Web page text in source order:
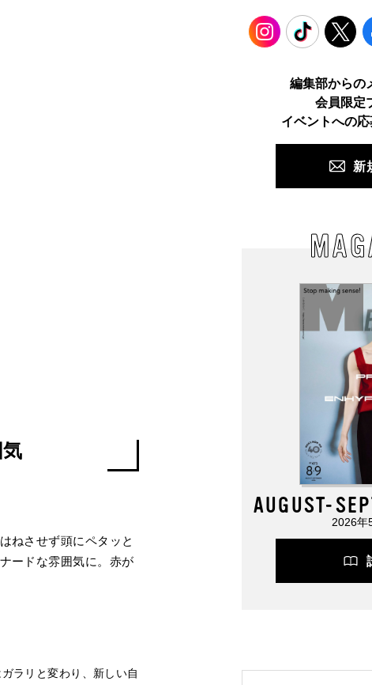
ねさせず頭にペタッと
ードな雰囲気に。赤が
ラリと変わり、新しい自
TikTok
編集部からの
会員限定
イベントへの
新
AUGUST-
2026年